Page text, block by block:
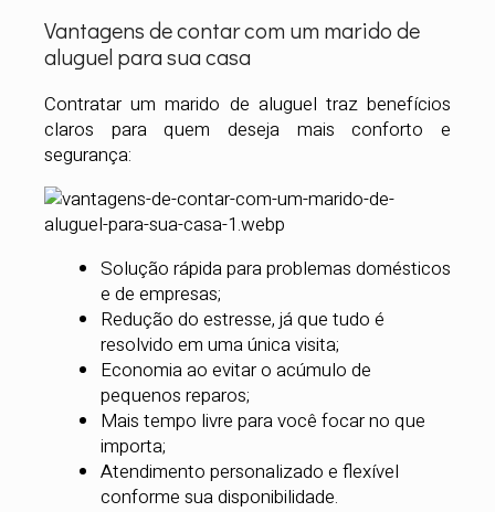
Vantagens de contar com um marido de
aluguel para sua casa
Contratar um marido de aluguel traz benefícios
claros para quem deseja mais conforto e
segurança:
Solução rápida para problemas domésticos
e de empresas;
Redução do estresse, já que tudo é
resolvido em uma única visita;
Economia ao evitar o acúmulo de
pequenos reparos;
Mais tempo livre para você focar no que
importa;
Atendimento personalizado e flexível
conforme sua disponibilidade.